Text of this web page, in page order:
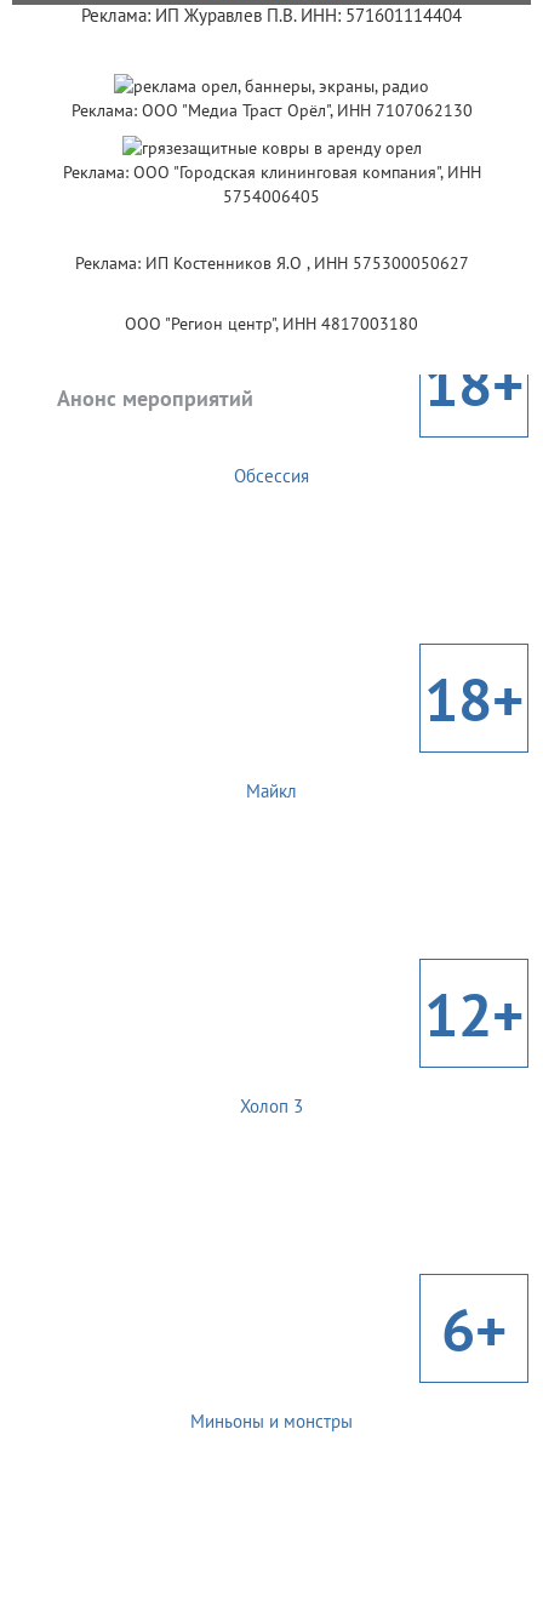
Реклама: ИП Журавлев П.В. ИНН: 571601114404
Реклама: ООО "Медиа Траст Орёл", ИНН 7107062130
Реклама: ООО "Городская клининговая компания", ИНН
5754006405
Реклама: ИП Костенников Я.О , ИНН 575300050627
ООО "Регион центр", ИНН 4817003180
Анонс мероприятий 18+
Обсессия
18+
Майкл
12+
Холоп 3
6+
Миньоны и монстры